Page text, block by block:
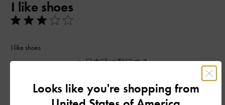
I like shoes
I like shoes
|
デザイン
日本語に翻訳する
Looks like you're shopping from